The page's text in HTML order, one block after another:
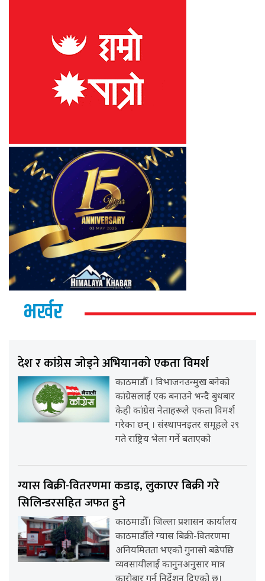
भर्खर
देश र कांग्रेस जोड्ने अभियानको एकता विमर्श
काठमाडौँ । विभाजनउन्मुख बनेको
कांग्रेसलाई एक बनाउने भन्दै बुधबार
केही कांग्रेस नेताहरूले एकता विमर्श
गरेका छन् । संस्थापनइतर समूहले २९
गते राष्ट्रिय भेला गर्ने बताएको
ग्यास बिक्री-वितरणमा कडाइ, लुकाएर बिक्री गरे
सिलिन्डरसहित जफत हुने
काठमाडौँ। जिल्ला प्रशासन कार्यालय
काठमाडौँले ग्यास बिक्री-वितरणमा
अनियमितता भएको गुनासो बढेपछि
व्यवसायीलाई कानुनअनुसार मात्र